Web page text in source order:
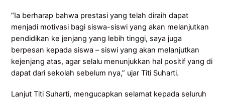
“Ia berharap bahwa prestasi yang telah diraih dapat
menjadi motivasi bagi siswa-siswi yang akan melanjutkan
pendidikan ke jenjang yang lebih tinggi, saya juga
berpesan kepada siswa – siswi yang akan melanjutkan
kejenjang atas, agar selalu menunjukkan hal positif yang di
dapat dari sekolah sebelum nya,” ujar Titi Suharti.
Lanjut Titi Suharti, mengucapkan selamat kepada seluruh